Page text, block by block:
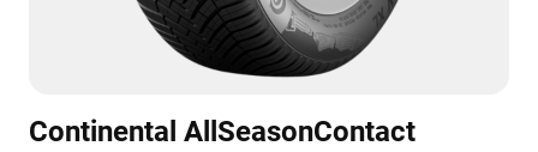
Continental AllSeasonContact